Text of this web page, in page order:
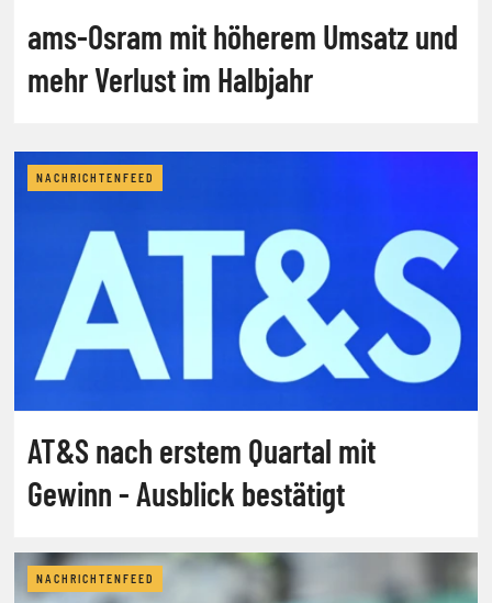
ams-Osram mit höherem Umsatz und
mehr Verlust im Halbjahr
NACHRICHTENFEED
AT&S nach erstem Quartal mit
Gewinn - Ausblick bestätigt
NACHRICHTENFEED